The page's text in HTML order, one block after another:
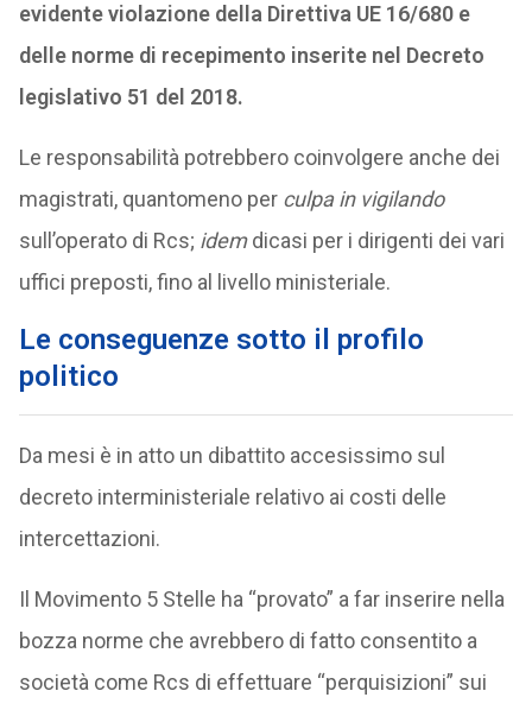
evidente violazione della Direttiva UE 16/680 e
delle norme di recepimento inserite nel Decreto
legislativo 51 del 2018.
Le responsabilità potrebbero coinvolgere anche dei
magistrati, quantomeno per culpa in vigilando
sull’operato di Rcs; idemdicasi per i dirigenti dei vari
uffici preposti, fino al livello ministeriale.
Le conseguenze sotto il profilo
politico
Da mesi è in atto un dibattito accesissimo sul
decreto interministeriale relativo ai costi delle
intercettazioni.
Il Movimento 5 Stelle ha “provato” a far inserire nella
bozza norme che avrebbero di fatto consentito a
società come Rcs di effettuare “perquisizioni” sui